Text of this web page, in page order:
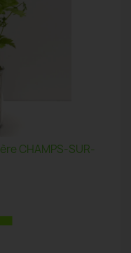
CHAMPS-SUR-